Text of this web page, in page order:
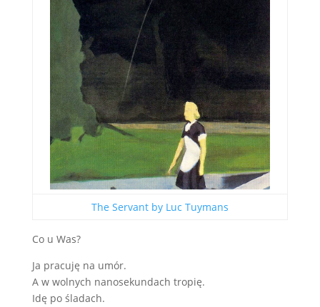
The Servant by Luc Tuymans
Co u Was?
Ja pracuję na umór.
A w wolnych nanosekundach tropię.
Idę po śladach.